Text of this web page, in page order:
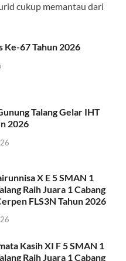
cukup memantau dari
Ke-67 Tahun 2026
Talang Gelar IHT
2026
X E 5 SMAN 1
Raih Juara 1 Cabang
FLS3N Tahun 2026
Kasih XI F 5 SMAN 1
Raih Juara 1 Cabang